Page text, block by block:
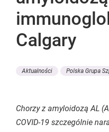
Calgary
Aktualności Polska Grupa
Chorzy z amyloidozą AL
COVID-19 szczególnie